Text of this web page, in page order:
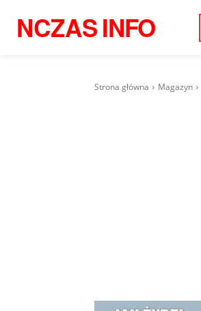
NCZASINFO
Strona główna Magazyn